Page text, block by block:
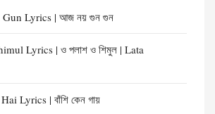
Lyrics | আজ নয় গুন গুন
Lyrics | ও পলাশ ও শিমুল | Lata
Lyrics | বাঁশি কেন গায়